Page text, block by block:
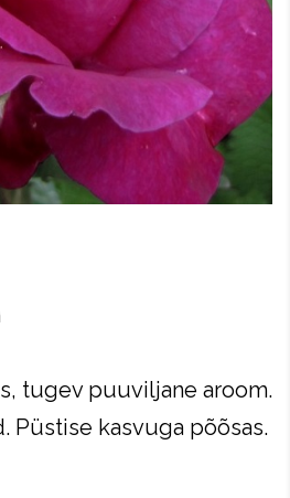
tugev puuviljane aroom.
Püstise kasvuga põõsas.